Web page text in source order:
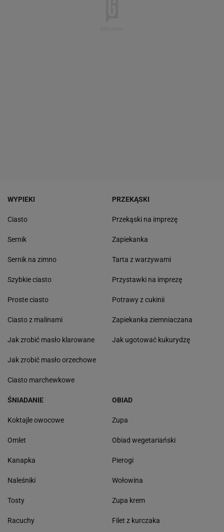
WYPIEKI
Ciasto
Sernik
Sernik na zimno
Szybkie ciasto
Proste ciasto
Ciasto z malinami
Jak zrobić masło klarowane
Jak zrobić masło orzechowe
Ciasto marchewkowe
PRZEKĄSKI
Przekąski na imprezę
Zapiekanka
Tarta z warzywami
Przystawki na imprezę
Potrawy z cukinii
Zapiekanka ziemniaczana
Jak ugotować kukurydzę
ŚNIADANIE
Koktajle owocowe
Omlet
Kanapka
Naleśniki
Tosty
Racuchy
OBIAD
Zupa
Obiad wegetariański
Pierogi
Wołowina
Zupa krem
Filet z kurczaka